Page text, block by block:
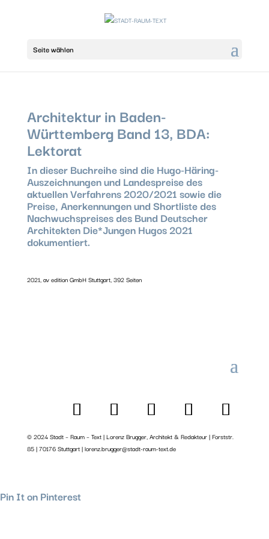
Seite wählen
Architektur in Baden-
Württemberg Band 13, BDA:
Lektorat
In dieser Buchreihe sind die Hugo-Häring-
Auszeichnungen und Landespreise des
aktuellen Verfahrens 2020/2021 sowie die
Preise, Anerkennungen und Shortliste des
Nachwuchspreises des Bund Deutscher
Architekten Die*Jungen Hugos 2021
dokumentiert.
2021, av edition GmbH Stuttgart, 392 Seiten
© 2024 Stadt – Raum – Text | Lorenz Brugger, Architekt & Redakteur | Forststr.
85 | 70176 Stuttgart | lorenz.brugger@stadt-raum-text.de
Pin It on Pinterest